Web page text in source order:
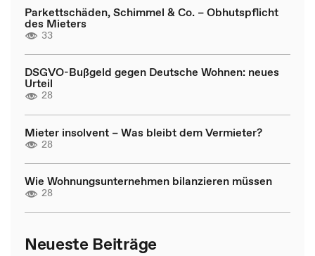
Parkettschäden, Schimmel & Co. – Obhutspflicht
des Mieters
33
DSGVO-Bußgeld gegen Deutsche Wohnen: neues
Urteil
28
Mieter insolvent – Was bleibt dem Vermieter?
28
Wie Wohnungsunternehmen bilanzieren müssen
28
Neueste Beiträge